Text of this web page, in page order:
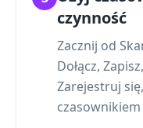
czynność
Zacznij od
Dołącz,
Zarejestruj